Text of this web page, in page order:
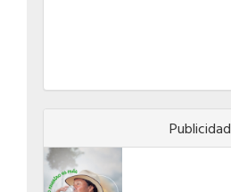
Publicidad